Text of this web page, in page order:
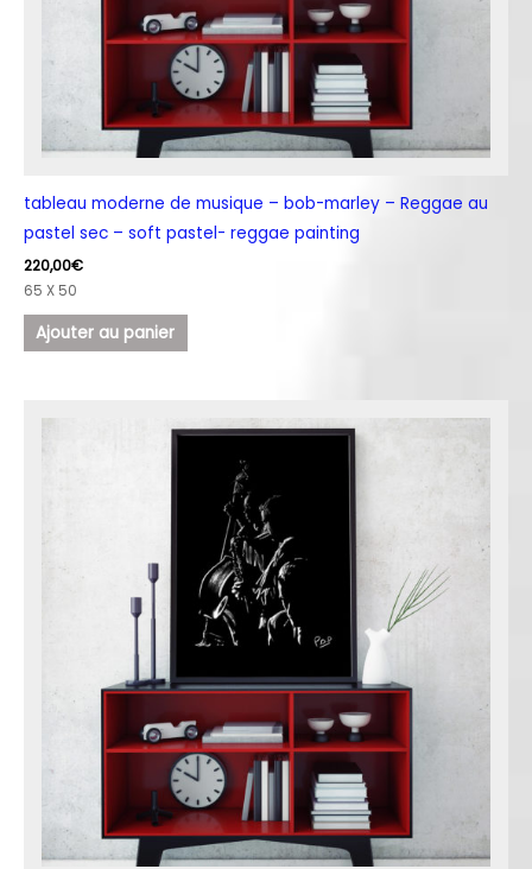
tableau moderne de musique – bob-marley – Reggae au
pastel sec – soft pastel- reggae painting
220,00€
65 X 50
Ajouter au panier